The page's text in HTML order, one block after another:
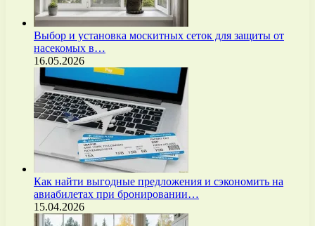
Выбор и установка москитных сеток для защиты от
насекомых в…
16.05.2026
Как найти выгодные предложения и сэкономить на
авиабилетах при бронировании…
15.04.2026